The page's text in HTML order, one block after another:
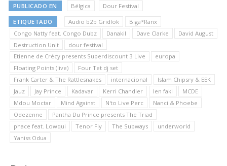
PUBLICADO EN Bélgica Dour Festival
ETIQUETADO Audio b2b Gridlok
Biga*Ranx
Congo Natty feat. Congo Dubz
Danakil Dave Clarke
David August
Destruction Unit
dour festival
Etienne de Crécy presents Superdiscount 3 Live
europa
Floating Points (live)
Four Tet dj set
Frank Carter & The Rattlesnakes
internacional
Islam Chipsry & EEK
Jauz
Jay Prince Kadavar Kerri Chandler len faki
MCDE
Mdou Moctar
Mind Against N'to Live Perc
Nanci & Phoebe
Odezenne
Pantha Du Prince presents The Triad
phace feat. Lowqui
Tenor Fly The Subways
underworld
Yaniss Odua